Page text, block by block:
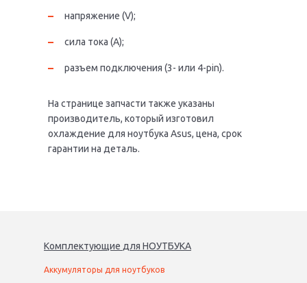
напряжение (V);
сила тока (А);
разъем подключения (3- или 4-pin).
На странице запчасти также указаны
производитель, который изготовил
охлаждение для ноутбука Asus, цена, срок
гарантии на деталь.
Комплектующие для НОУТБУКА
Аккумуляторы для ноутбуков